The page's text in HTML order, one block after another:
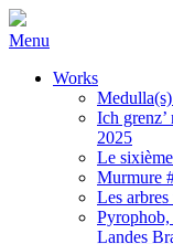
Menu
Works
Ich
2025
Le
Murmure
Les
Pyrophob,
Landes